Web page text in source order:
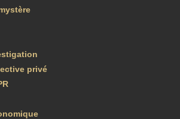
privé